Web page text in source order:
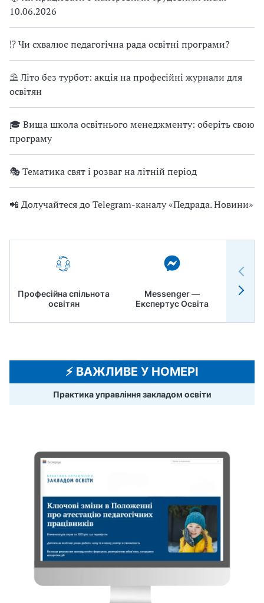
10.06.2026
⁉ Чи схвалює педагогічна рада освітні програми?
⛱ Літо без турбот: акція на професійні журнали для
освітян
🎓 Вища школа освітнього менеджменту: оберіть свою
програму
🎭 Тематика свят і розваг на літній період
📲 Долучайтеся до Telegram-каналу «Педрада. Новини»
Професійна спільнота
освітян
Messenger —
Експертус Освіта
⚡️ ВАЖЛИВЕ У НОМЕРІ
Практика управління закладом освіти